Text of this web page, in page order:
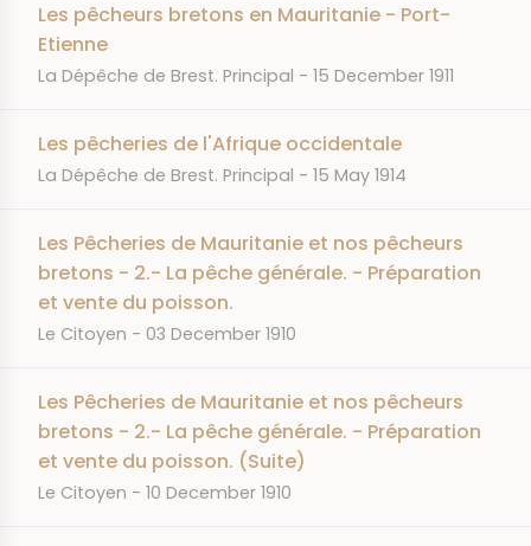
Les pêcheurs bretons en Mauritanie - Port-
Etienne
JOURNAL
La Dépêche de Brest. Principal DATE
15 December 1911
Les pêcheries de l'Afrique occidentale
JOURNAL
La Dépêche de Brest. Principal DATE
15 May 1914
Les Pêcheries de Mauritanie et nos pêcheurs
bretons - 2.- La pêche générale. - Préparation
et vente du poisson.
JOURNAL
Le Citoyen DATE
03 December 1910
Les Pêcheries de Mauritanie et nos pêcheurs
bretons - 2.- La pêche générale. - Préparation
et vente du poisson. (Suite)
JOURNAL
Le Citoyen DATE
10 December 1910